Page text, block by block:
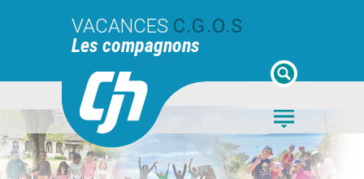
VACANCES C.G.O.S
Les compagnons